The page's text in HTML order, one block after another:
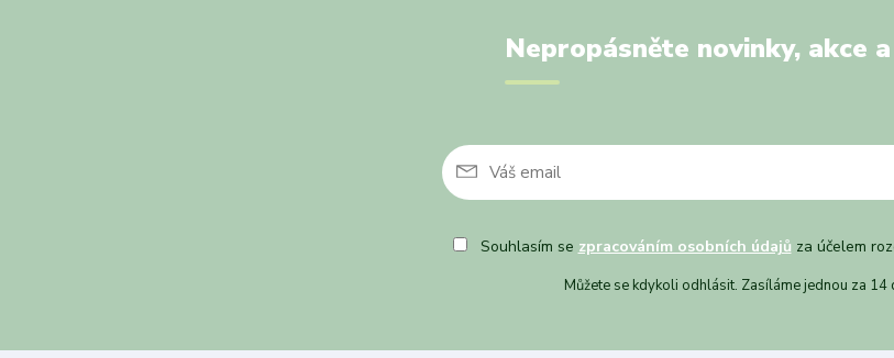
Nepropásněte novinky, akce
Souhlasím se zpracováním osobních údajů za účelem
Můžete se kdykoli odhlásit. Zasíláme jednou za 14